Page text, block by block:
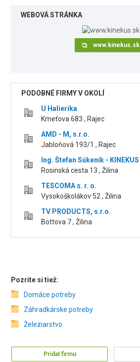
WEBOVÁ STRÁNKA
www.kinekus.sk
PODOBNÉ FIRMY V OKOLÍ
U Halierika
Kmeťova 683 , Rajec
AMD - M, s.r.o.
Jabloňová 193/1 , Rajec
Ing. Štefan Súkeník - KINEKUS
Rosinská cesta 13 , Žilina
TESCOMA s. r. o.
Vysokoškolákov 52 , Žilina
TV PRODUCTS, s.r.o.
Bottova 7 , Žilina
Pozrite si tiež:
Domáce potreby
Záhradkárske potreby
Železiarstvo
Pridať firmu